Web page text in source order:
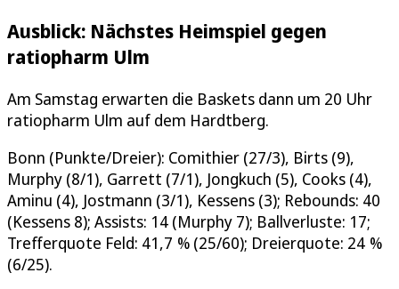
Ausblick: Nächstes Heimspiel gegen
ratiopharm Ulm
Am Samstag erwarten die Baskets dann um 20 Uhr
ratiopharm Ulm auf dem Hardtberg.
Bonn (Punkte/Dreier): Comithier (27/3), Birts (9),
Murphy (8/1), Garrett (7/1), Jongkuch (5), Cooks (4),
Aminu (4), Jostmann (3/1), Kessens (3); Rebounds: 40
(Kessens 8); Assists: 14 (Murphy 7); Ballverluste: 17;
Trefferquote Feld: 41,7 % (25/60); Dreierquote: 24 %
(6/25).